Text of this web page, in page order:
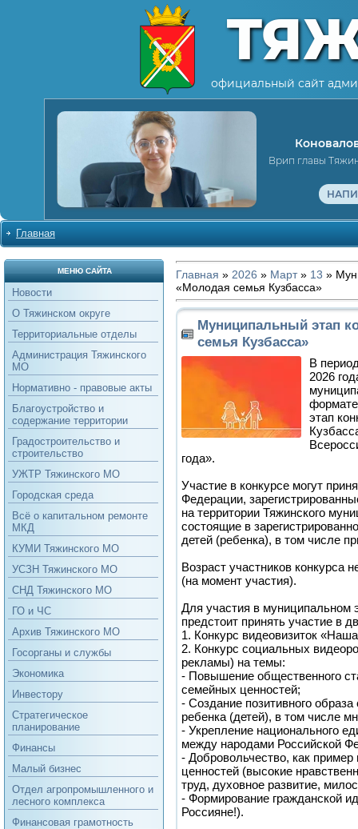
официальный сайт
Врип главы
Главная
МЕНЮ САЙТА
Новости
О Тяжинском округе
Территориальные отделы
Администрация Тяжинского
МО
Нормативно - правовые акты
Благоустройство и
содержание территории
Градостроительство и
строительство
УЖТР Тяжинского МО
Городская среда
Всё о капитальном ремонте
МКД
КУМИ Тяжинского МО
УСЗН Тяжинского МО
СНД Тяжинского МО
ГО и ЧС
Архив Тяжинского МО
Госорганы и службы
Экономика
Инвестору
Стратегическое
планирование
Финансы
Малый бизнес
Отдел агропромышленного и
лесного комплекса
Финансовая грамотность
Главная » 2026 » Март » 13 »
«Молодая семья Кузбасса»
Муниципальный этап
семья Кузбасса»
В
2026
этап
года».
Участие в конкурсе могут
Федерации,
на территории Тяжинского
состоящие в
детей (ребенка), в том числе
Возраст участников конкурса
(на момент участия).
Для участия в муниципальном
предстоит принять участие в
1. Конкурс видеовизиток
2. Конкурс социальных
рекламы) на темы:
- Повышение общественного
семейных ценностей;
- Создание позитивного
ребенка (детей), в том числе
- Укрепление национального
между народами Российской
- Добровольчество, как
ценностей (высокие
труд, духовное развитие,
- Формирование гражданской
Россияне!).